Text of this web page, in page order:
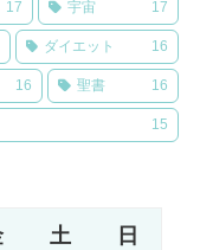
17 宇宙 17
ダイエット 16
16 聖書 16
15
土 日